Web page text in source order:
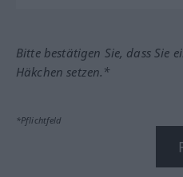
Bitte bestätigen Sie, dass Sie
Häkchen setzen.*
*Pflichtfeld